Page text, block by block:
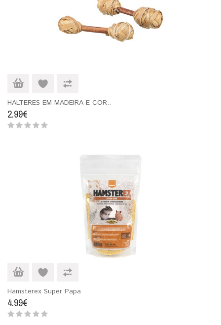
HALTERES EM MADEIRA E COR..
2.99€
Hamsterex Super Papa
4.99€